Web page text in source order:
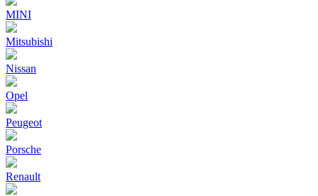
MINI
Mitsubishi
Nissan
Opel
Peugeot
Porsche
Renault